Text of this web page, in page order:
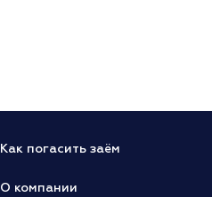
Как погасить заём
О компании